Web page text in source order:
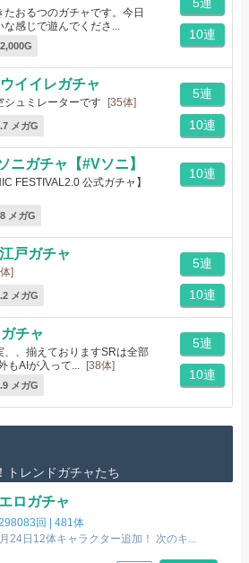
たおるつのガチャです。今日
感じで遊んでくださ...
10連
イイレガチャ
シュミレーターです [35体]
メガG
5連
10連
ニガチャ【#Vソニ】
FESTIVAL2.0 公式ガチャ】
メガG
10連
江戸ガチャ
]
メガG
5連
10連
チャ
、、揃えておりますSRは全部
もAIが入って...
[38体]
メガG
5連
10連
トレンドガチャたち
ロガチャ
回 |481体
24日12体キャラクター追加！ 次のキ...